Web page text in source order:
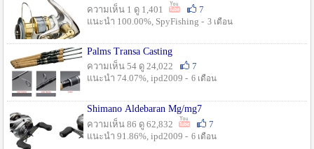
ความเห็น 1 ดู 1,401
7
แนะนำ 100.00%, SpyFishing - 3 เดือน
Palms Transa Casting
ความเห็น 54 ดู 24,022
7
แนะนำ 74.07%, ipd2009 - 6 เดือน
Shimano Aldebaran Mg/mg7
ความเห็น 86 ดู 62,832
7
แนะนำ 91.86%, ipd2009 - 6 เดือน